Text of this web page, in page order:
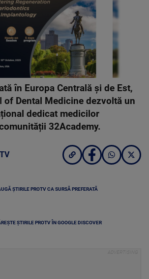
în Europa Centrală și de Est,
of Dental Medicine dezvoltă un
dedicat medicilor
32Academy.
ȘTIRILE PROTV CA SURSĂ PREFERATĂ
ȘTIRILE PROTV ÎN GOOGLE DISCOVER